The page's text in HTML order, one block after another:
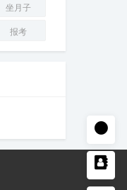
坐月子
报考